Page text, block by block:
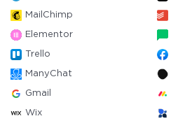
MailChimp
Elementor
Trello
ManyChat
Gmail
Wix